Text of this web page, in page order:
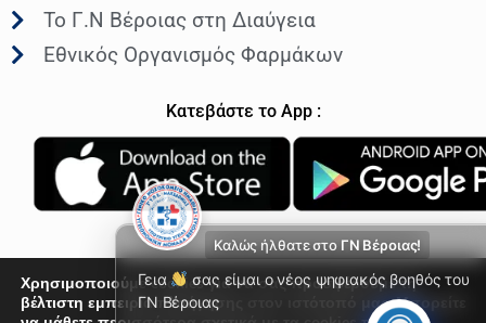
Το Γ.Ν Βέροιας στη Διαύγεια
Εθνικός Οργανισμός Φαρμάκων
Κατεβάστε το App :
Καλώς ήλθατε στο ΓΝ Βέροιας!
Γεια
σας είμαι ο νέος ψηφιακός βοηθός του
ΓΝ Βέροιας
Χρησιμοποιούμε cookies για να σας προσφέρουμε τη
βέλτιστη εμπειρία πλοήγησης στον ιστότοπό μας. Μπορείτε